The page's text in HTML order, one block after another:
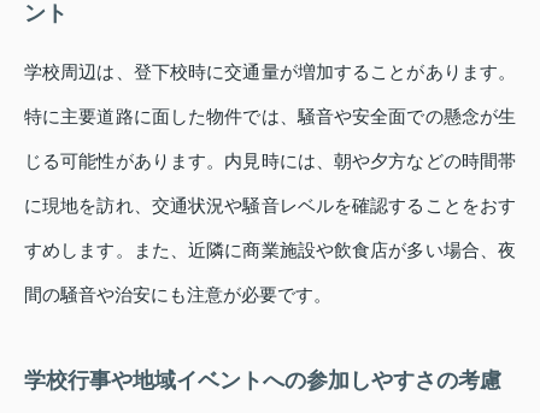
ント
学校周辺は、登下校時に交通量が増加することがあります。
特に主要道路に面した物件では、騒音や安全面での懸念が生
じる可能性があります。内見時には、朝や夕方などの時間帯
に現地を訪れ、交通状況や騒音レベルを確認することをおす
すめします。また、近隣に商業施設や飲食店が多い場合、夜
間の騒音や治安にも注意が必要です。
学校行事や地域イベントへの参加しやすさの考慮